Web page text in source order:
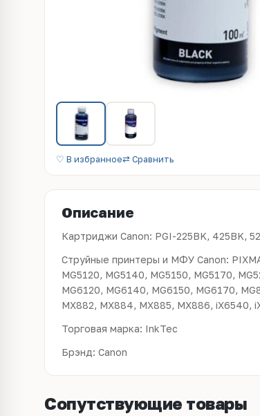
♡ В избранное⇄ Сравнить
Описание
Картриджи Canon: PGI-225BK, 425BK,
Струйные принтеры и МФУ Canon: PIXMA iP4820, iP4840, iP4850, iP4870,
MG5120, MG5140, MG5150, MG5170,
MG6120, MG6140, MG6150, MG6170,
MX882, MX884, MX885, MX886, iX6540,
Торговая марка: InkTec
Брэнд: Canon
Сопутствующие товары